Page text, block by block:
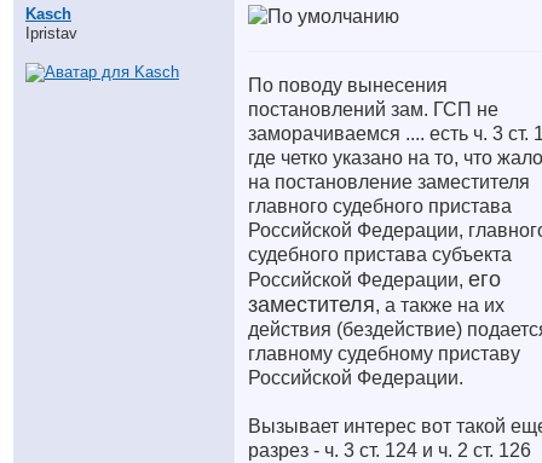
Kasch
Ipristav
По поводу вынесения
постановлений зам. ГСП не
заморачиваемся .... есть ч. 3 ст.
где четко указано на то, что
на постановление заместителя
главного судебного пристава
Российской Федерации,
судебного пристава субъекта
Российской Федерации, его
заместителя, а также на их
действия (бездействие)
главному судебному приставу
Российской Федерации.
Вызывает интерес вот такой
разрез - ч. 3 ст. 124 и ч. 2 ст. 126